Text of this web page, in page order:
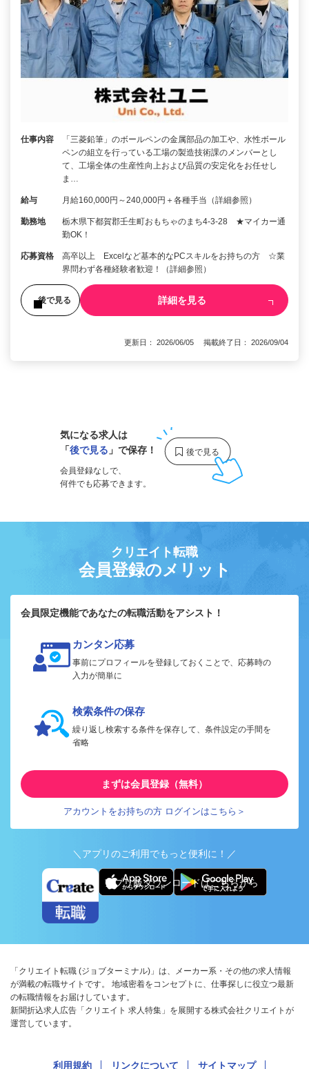
仕事内容
「三菱鉛筆」のボールペンの金属部品の加工や、水性ボール
ペンの組立を行っている工場の製造技術課のメンバーとし
て、工場全体の生産性向上および品質の安定化をお任せし
ま…
給与 月給160,000円～240,000円＋各種手当（詳細参照）
勤務地
栃木県下都賀郡壬生町おもちゃのまち4-3-28 ★マイカー通
勤OK！
応募資格
高卒以上 Excelなど基本的なPCスキルをお持ちの方 ☆業
界問わず各種経験者歓迎！（詳細参照）
後で見る 詳細を見る
更新日： 2026/06/05 掲載終了日： 2026/09/04
気になる求人は
「後で見る 」で保存！
会員登録なしで、
何件でも応募できます。
クリエイト転職
会員登録のメリット
会員限定機能であなたの転職活動をアシスト！
カンタン応募
事前にプロフィールを登録しておくことで、応募時の
入力が簡単に
検索条件の保存
繰り返し検索する条件を保存して、条件設定の手間を
省略
まずは会員登録（無料）
アカウントをお持ちの方 ログインはこちら＞
＼アプリのご利用でもっと便利に！／
アプリ版ダウンロードはこちらから
「クリエイト転職 (ジョブターミナル)」は、メーカー系・その他の求人情報
が満載の転職サイトです。 地域密着をコンセプトに、仕事探しに役立つ最新
の転職情報をお届けしています。
新聞折込求人広告「クリエイト 求人特集」を展開する株式会社クリエイトが
運営しています。
利用規約 リンクについて サイトマップ